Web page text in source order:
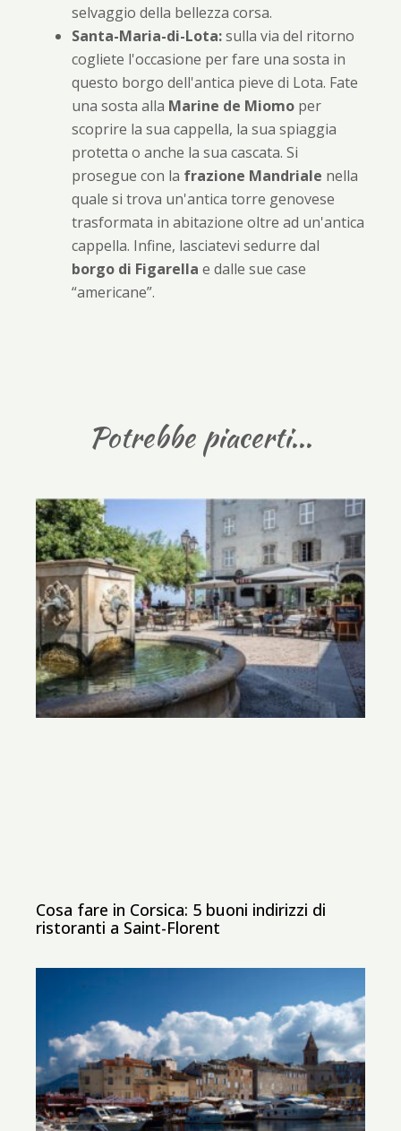
selvaggio della bellezza corsa.
Santa-Maria-di-Lota:sulla via del ritorno
cogliete l'occasione per fare una sosta in
questo borgo dell'antica pieve di Lota. Fate
una sosta alla Marine de Miomo per
scoprire la sua cappella, la sua spiaggia
protetta o anche la sua cascata. Si
prosegue con la frazione Mandriale nella
quale si trova un'antica torre genovese
trasformata in abitazione oltre ad un'antica
cappella. Infine, lasciatevi sedurre dal
borgo di Figarella e dalle sue case
“americane”.
Potrebbe piacerti...
Cosa fare in Corsica: 5 buoni indirizzi di
ristoranti a Saint-Florent